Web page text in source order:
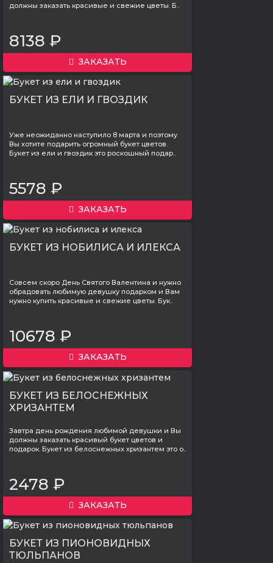
должны заказать красивые и свежие цветы. Б..
8138 ₽
ЗАКАЗАТЬ
БУКЕТ ИЗ ЕЛИ И ГВОЗДИК
Уже неожиданно наступило 8 марта и поэтому
Вы хотите подарить огромный букет цветов.
Букет из ели и гвоздик это роскошный подар..
5578 ₽
ЗАКАЗАТЬ
БУКЕТ ИЗ НОБИЛИСА И ИЛЕКСА
Совсем скоро День Святого Валентина и нужно
обрадовать любимую девушку подарком и Вам
нужно купить красивые и свежие цветы. Бук..
10678 ₽
ЗАКАЗАТЬ
БУКЕТ ИЗ БЕЛОСНЕЖНЫХ
ХРИЗАНТЕМ
Завтра день рождения любимой девушки и Вы
должны заказать красивый букет цветов и
подарок. Букет из белоснежных хризантем это о..
2478 ₽
ЗАКАЗАТЬ
БУКЕТ ИЗ ПИОНОВИДНЫХ
ТЮЛЬПАНОВ